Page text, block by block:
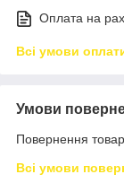
Оплата на
Всі умови
Умови
Повернення
Всі умови